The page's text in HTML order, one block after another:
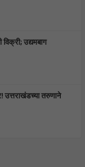
उद्यमबाग
उत्तराखंडच्या तरुणाने